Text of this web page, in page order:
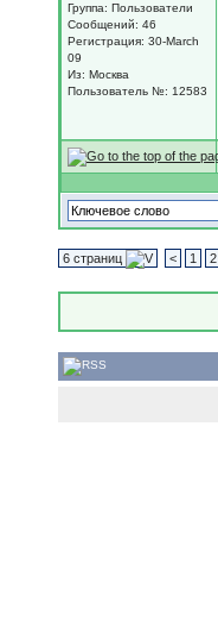
Группа: Пользователи
Сообщений: 46
Регистрация: 30-March
09
Из: Москва
Пользователь №: 12583
6 страниц < 1 2